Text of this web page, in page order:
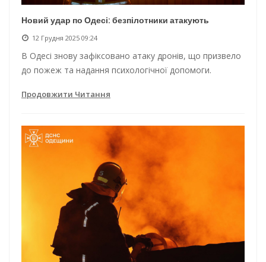
Новий удар по Одесі: безпілотники атакують
12 Грудня 2025 09:24
В Одесі знову зафіксовано атаку дронів, що призвело
до пожеж та надання психологічної допомоги.
Продовжити Читання